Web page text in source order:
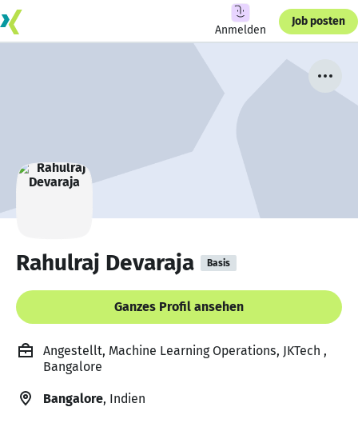
Anmelden
Job posten
Rahulraj Devaraja Basis
Ganzes Profil ansehen
Angestellt, Machine Learning Operations, JKTech ,
Bangalore
Bangalore, Indien